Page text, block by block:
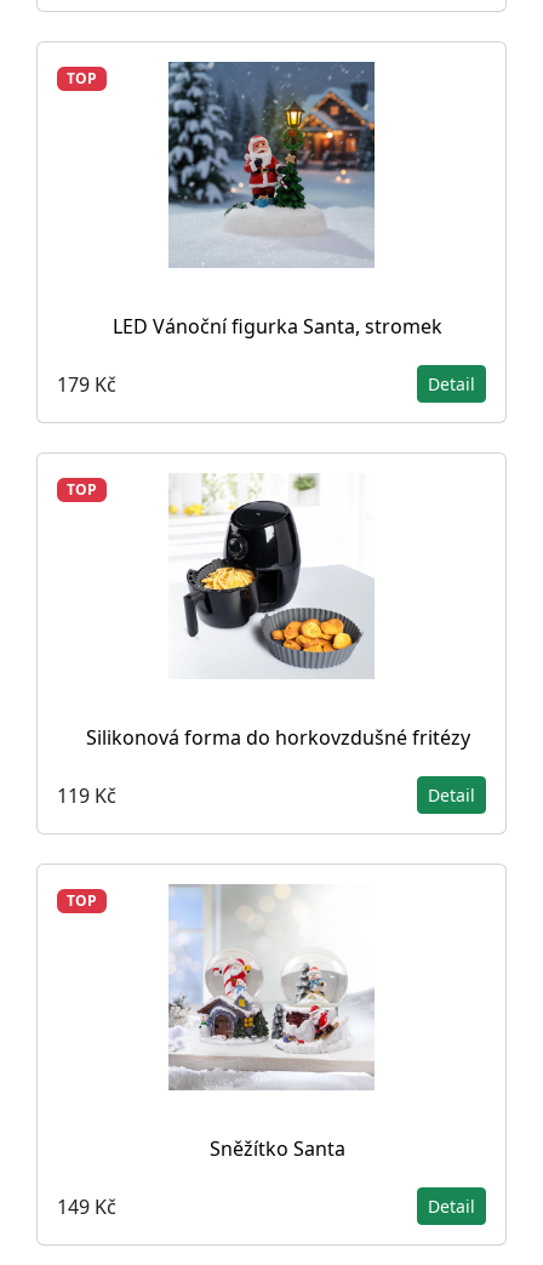
TOP
LED Vánoční figurka Santa, stromek
179 Kč Detail
TOP
Silikonová forma do horkovzdušné fritézy
119 Kč Detail
TOP
Sněžítko Santa
149 Kč Detail